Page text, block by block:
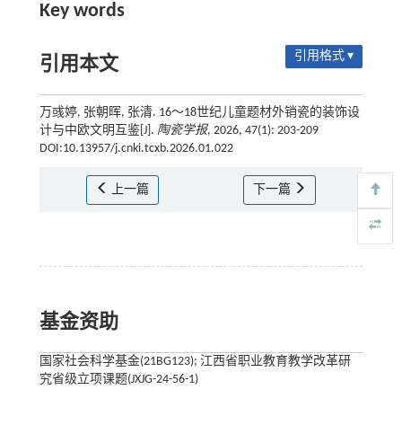
Key words
引用本文 引用格式 ▾
万彧婷, 张朝晖, 张清. 16～18世纪儿童题材外销瓷的装饰设
计与中欧文明互鉴[J]. 陶瓷学报, 2026, 47(1): 203-209
DOI:10.13957/j.cnki.tcxb.2026.01.022
上一篇 下一篇
基金资助
国家社会科学基金(21BG123); 江西省职业教育教学改革研
究省级立项课题(JXJG-24-56-1)